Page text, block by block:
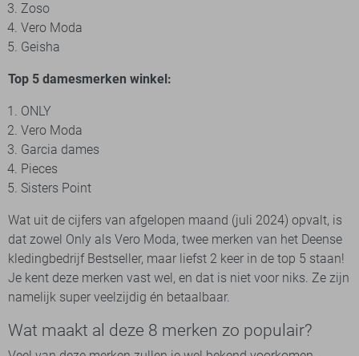
Zoso
Vero Moda
Geisha
Top 5 damesmerken winkel:
ONLY
Vero Moda
Garcia dames
Pieces
Sisters Point
Wat uit de cijfers van afgelopen maand (juli 2024) opvalt, is
dat zowel Only als Vero Moda, twee merken van het Deense
kledingbedrijf Bestseller, maar liefst 2 keer in de top 5 staan!
Je kent deze merken vast wel, en dat is niet voor niks. Ze zijn
namelijk super veelzijdig én betaalbaar.
Wat maakt al deze 8 merken zo populair?